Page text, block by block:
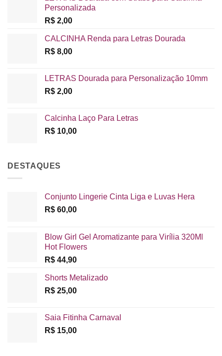
Personalizada
R$ 2,00
CALCINHA Renda para Letras Dourada
R$ 8,00
LETRAS Dourada para Personalização 10mm
R$ 2,00
Calcinha Laço Para Letras
R$ 10,00
DESTAQUES
Conjunto Lingerie Cinta Liga e Luvas Hera
R$ 60,00
Blow Girl Gel Aromatizante para Virília 320Ml
Hot Flowers
R$ 44,90
Shorts Metalizado
R$ 25,00
Saia Fitinha Carnaval
R$ 15,00